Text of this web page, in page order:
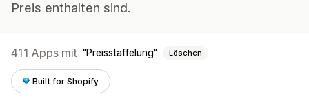
Preis enthalten sind.
411 Apps mit Preisstaffelung Löschen
Built for Shopify